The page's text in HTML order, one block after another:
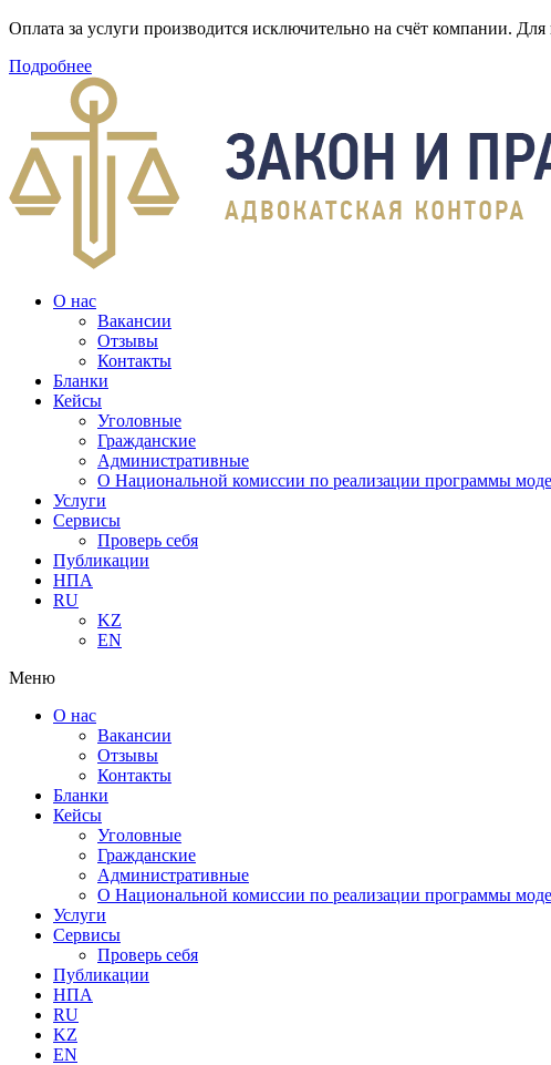
Оплата за услуги производится исключительно на счёт компании.
Подробнее
О нас
Вакансии
Отзывы
Контакты
Бланки
Кейсы
Уголовные
Гражданские
Административные
О Национальной комиссии по реализации программы
Услуги
Сервисы
Проверь себя
Публикации
НПА
RU
KZ
EN
Меню
О нас
Вакансии
Отзывы
Контакты
Бланки
Кейсы
Уголовные
Гражданские
Административные
О Национальной комиссии по реализации программы
Услуги
Сервисы
Проверь себя
Публикации
НПА
RU
KZ
EN